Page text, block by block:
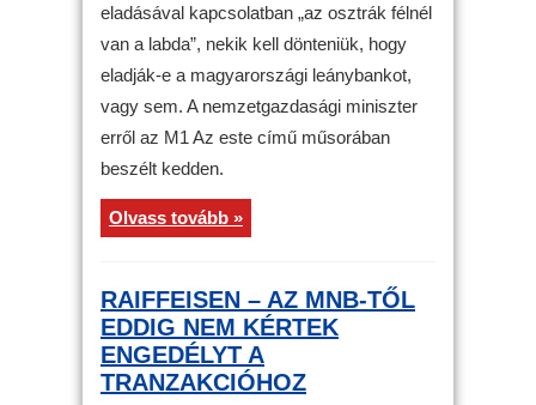
eladásával kapcsolatban „az osztrák félnél
van a labda”, nekik kell dönteniük, hogy
eladják-e a magyarországi leánybankot,
vagy sem. A nemzetgazdasági miniszter
erről az M1 Az este című műsorában
beszélt kedden.
Olvass tovább »
RAIFFEISEN – AZ MNB-TŐL
EDDIG NEM KÉRTEK
ENGEDÉLYT A
TRANZAKCIÓHOZ